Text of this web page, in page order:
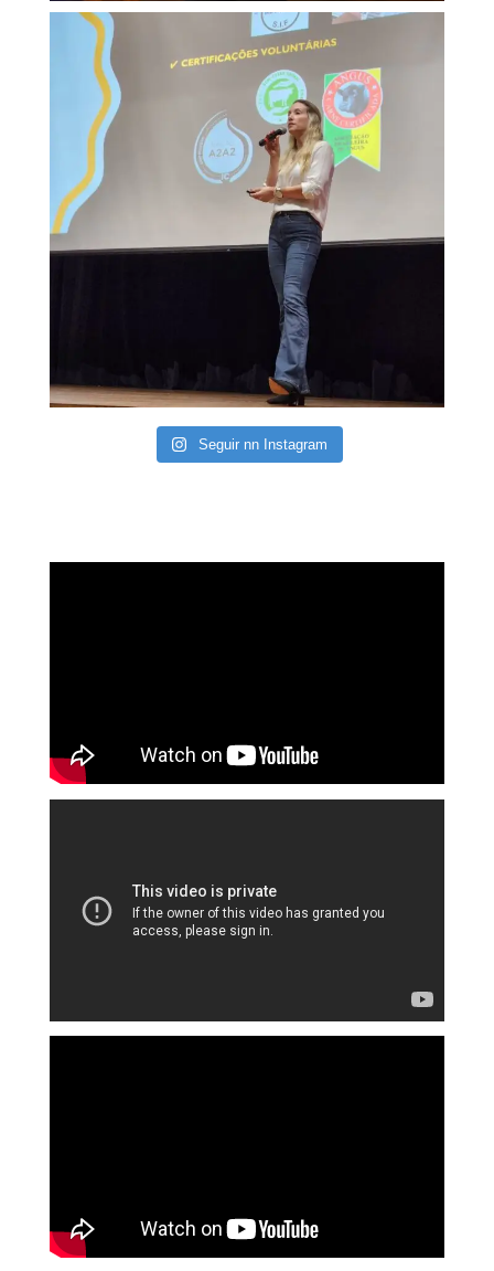
Seguir nn Instagram